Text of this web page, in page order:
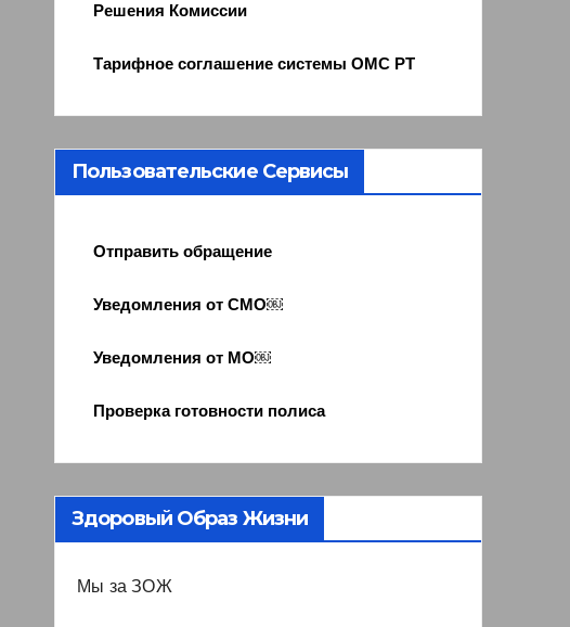
Решения Комиссии
Тарифное соглашение системы ОМС РТ
Пользовательские Сервисы
Отправить обращение
Уведомления от СМО￼
Уведомления от МО￼
Проверка готовности полиса
Здоровый Образ Жизни
Мы за ЗОЖ